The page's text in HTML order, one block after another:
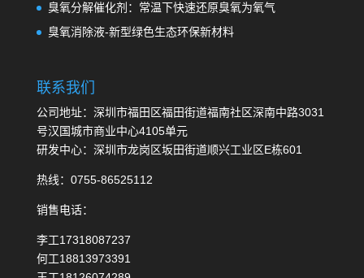
臭氧分解催化剂：常温下快速还原臭氧为氧气
臭氧消除液-新型绿色生态环保新材料
联系我们
公司地址：深圳市福田区福田街道福南社区深南中路3031
号汉国城市商业中心4105单元
研发中心：深圳市龙岗区坂田街道顺兴工业区E栋601
热线：0755-86525112
销售电话：
李工17318087237
何工18813973391